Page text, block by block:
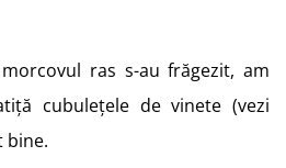
ras s-au frăgezit, am
cubulețele de vinete (vezi
bine.